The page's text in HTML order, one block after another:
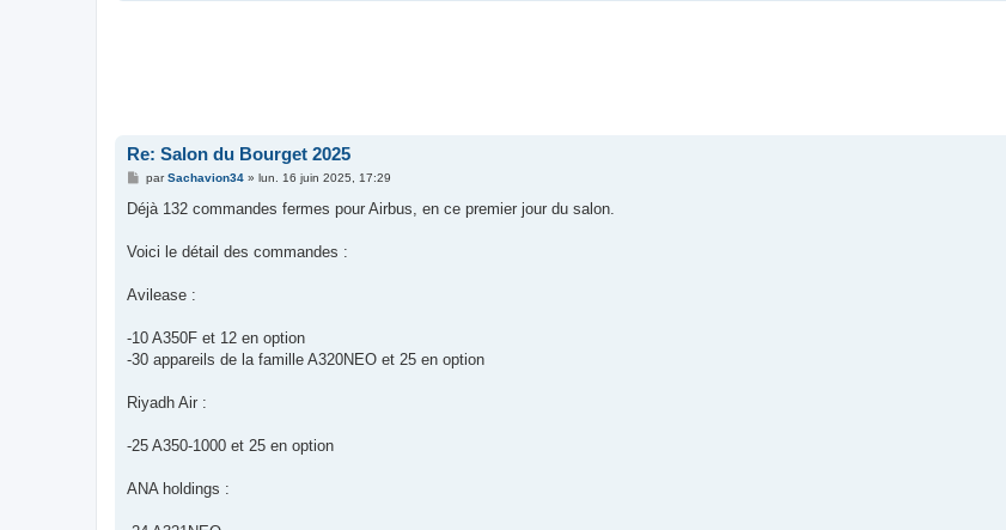
Re: Salon du Bourget 2025
M
s
s
g
parSachavion34» lun. 16 juin 2025, 17:29
Déjà 132 commandes fermes pour Airbus, en ce premier jour du salon.
Voici le détail des commandes :
Avilease :
-10 A350F et 12 en option
-30 appareils de la famille A320NEO et 25 en option
Riyadh Air :
-25 A350-1000 et 25 en option
ANA holdings :